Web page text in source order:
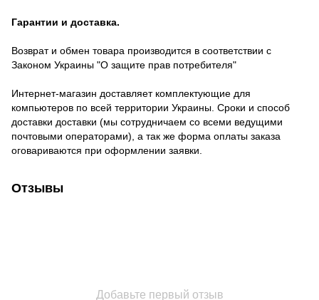
Гарантии и доставка.
Возврат и обмен товара производится в соответствии с
Законом Украины "О защите прав потребителя"
Интернет-магазин доставляет комплектующие для
компьютеров по всей территории Украины. Сроки и способ
доставки доставки (мы сотрудничаем со всеми ведущими
почтовыми операторами), а так же форма оплаты заказа
оговариваются при оформлении заявки.
Отзывы
Добавьте первый отзыв